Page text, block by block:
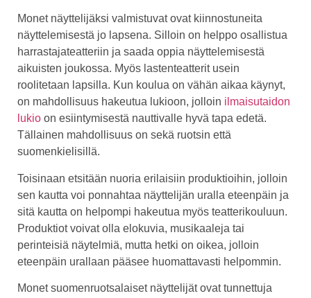
Monet näyttelijäksi valmistuvat ovat kiinnostuneita
näyttelemisestä jo lapsena. Silloin on helppo osallistua
harrastajateatteriin ja saada oppia näyttelemisestä
aikuisten joukossa. Myös lastenteatterit usein
roolitetaan lapsilla. Kun koulua on vähän aikaa käynyt,
on mahdollisuus hakeutua lukioon, jolloin ilmaisutaidon
lukio on esiintymisestä nauttivalle hyvä tapa edetä.
Tällainen mahdollisuus on sekä ruotsin että
suomenkielisillä.
Toisinaan etsitään nuoria erilaisiin produktioihin, jolloin
sen kautta voi ponnahtaa näyttelijän uralla eteenpäin ja
sitä kautta on helpompi hakeutua myös teatterikouluun.
Produktiot voivat olla elokuvia, musikaaleja tai
perinteisiä näytelmiä, mutta hetki on oikea, jolloin
eteenpäin urallaan pääsee huomattavasti helpommin.
Monet suomenruotsalaiset näyttelijät ovat tunnettuja